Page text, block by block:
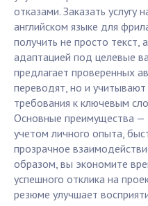
отказами. Заказать услугу
английском языке для
получить не просто текст,
адаптацией под целевые
предлагает проверенных
переводят, но и
требования к ключевым
Основные преимущества
учетом личного опыта,
прозрачное
образом, вы экономите
успешного отклика на
резюме улучшает